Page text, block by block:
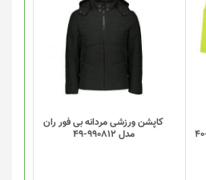
کاپشن ورزشی مردانه بی فور ران
مدل 990812-49